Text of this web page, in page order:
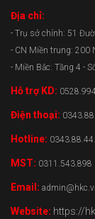
Địa chỉ:
- Trụ sở chính: 51
- CN Miền trung: 200
- Miền Bắc: Tầng 4 -
Hỗ trợ KD:
Điện thoại:
Hotline:
MST: 0311.543.898
Email:
Website: https://